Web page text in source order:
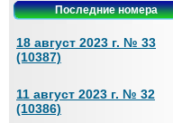
Последние номера
18 август 2023 г. № 33
(10387)
11 август 2023 г. № 32
(10386)